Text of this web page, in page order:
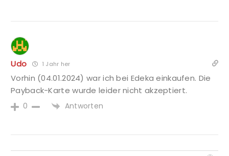
Udo 1 Jahr her
Vorhin (04.01.2024) war ich bei Edeka einkaufen. Die
Payback-Karte wurde leider nicht akzeptiert.
0 Antworten